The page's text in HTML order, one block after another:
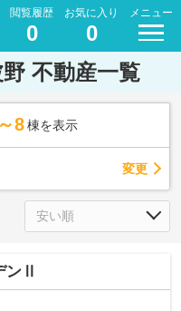
閲覧履歴
0
お気に入り
0
メニュー
不動産一覧
8 棟を表示
変更
ンⅡ